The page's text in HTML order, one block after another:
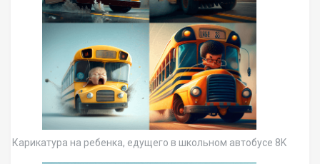
Карикатура на ребенка, едущего в школьном автобусе 8K